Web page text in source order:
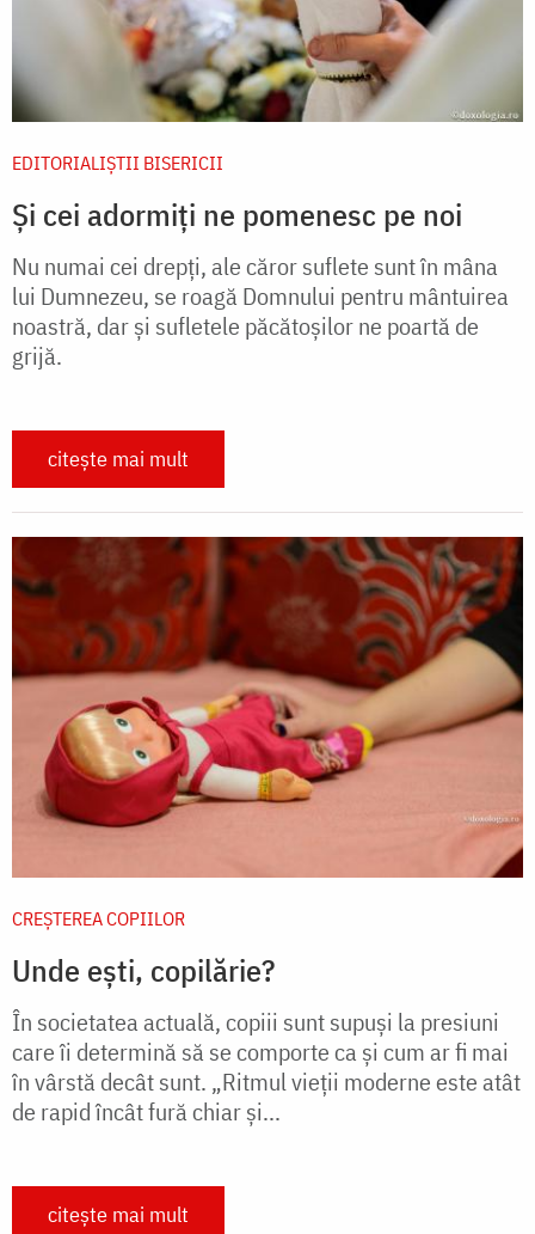
EDITORIALIȘTII BISERICII
Și cei adormiți ne pomenesc pe noi
Nu numai cei drepți, ale căror suflete sunt în mâna
lui Dumnezeu, se roagă Domnului pentru mântuirea
noastră, dar și sufletele păcătoșilor ne poartă de
grijă.
citește mai mult
CREŞTEREA COPIILOR
Unde ești, copilărie?
În societatea actuală, copiii sunt supuși la presiuni
care îi determină să se comporte ca și cum ar fi mai
în vârstă decât sunt. „Ritmul vieții moderne este atât
de rapid încât fură chiar și...
citește mai mult